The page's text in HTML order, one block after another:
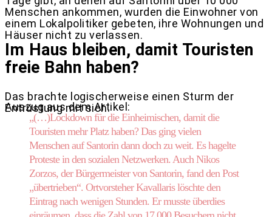
Menschen ankommen, wurden die Einwohner von
einem Lokalpolitiker gebeten, ihre Wohnungen und
Häuser nicht zu verlassen.
Im Haus bleiben, damit Touristen
freie Bahn haben?
Das brachte logischerweise einen Sturm der
Entrüstung mit sich.
Auszug aus dem Artikel:
„(…)Lockdown für die Einheimischen, damit die
Touristen mehr Platz haben? Das ging vielen
Menschen auf Santorin dann doch zu weit. Es hagelte
Proteste in den sozialen Netzwerken. Auch Nikos
Zorzos, der Bürgermeister von Santorin, fand den Post
„übertrieben“. Ortvorsteher Kavallaris löschte den
Eintrag nach wenigen Stunden. Er musste überdies